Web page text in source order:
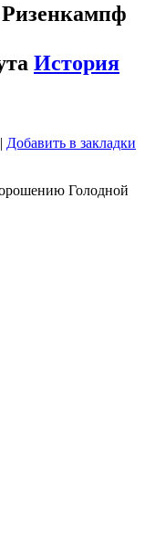
История
| Добавить в закладки
Голодной